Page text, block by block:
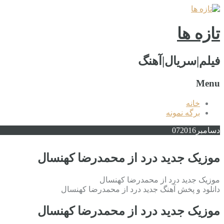
تازه ها
فیلم|سریال|آهنگ
Menu
خانه
برگه نمونه
دسامبر 072016
موزیک جدید درد از محمدرضا کهنسال
موزیک جدید درد از محمدرضا کهنسال
دانلود و پخش آهنگ جدید درد از محمدرضا کهنسال
موزیک جدید درد از محمدرضا کهنسال